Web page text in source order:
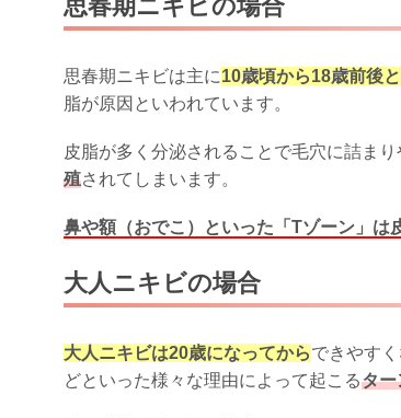
思春期ニキビの場合
思春期ニキビは主に10歳頃から18歳前後
脂が原因といわれています。
皮脂が多く分泌されることで毛穴に詰ま
殖されてしまいます。
鼻や額（おでこ）といった「Tゾーン」は
大人ニキビの場合
大人ニキビは20歳になってからできやす
どといった様々な理由によって起こるター